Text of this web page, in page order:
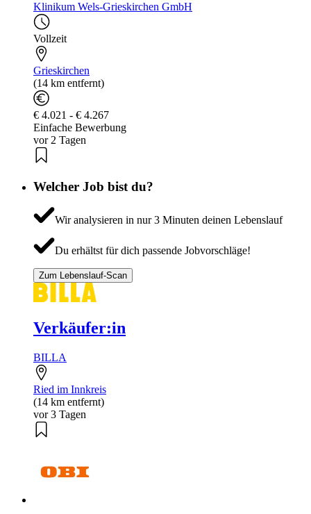
Klinikum Wels-Grieskirchen GmbH
Vollzeit
Grieskirchen
(14 km entfernt)
€ 4.021 - € 4.267
Einfache Bewerbung
vor 2 Tagen
Welcher Job bist du?
Wir analysieren in nur 3 Minuten deinen Lebenslauf
Du erhältst für dich passende Jobvorschläge!
Zum Lebenslauf-Scan
Verkäufer:in
BILLA
Ried im Innkreis
(14 km entfernt)
vor 3 Tagen